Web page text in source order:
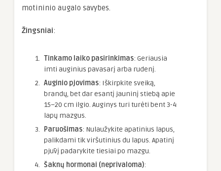
motininio augalo savybes.
Žingsniai:
Tinkamo laiko pasirinkimas: Geriausia
imti auginius pavasarį arba rudenį.
Auginio pjovimas: Iškirpkite sveiką,
brandų, bet dar esantį jauninį stiebą apie
15–20 cm ilgio. Auginys turi turėti bent 3-4
lapų mazgus.
Paruošimas: Nulaužykite apatinius lapus,
palikdami tik viršutinius du lapus. Apatinį
pjūvį padarykite tiesiai po mazgu.
Šaknų hormonai (neprivaloma):